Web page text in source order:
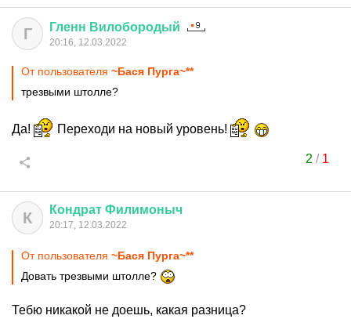
Г Гленн Вилобородый
20:16, 12.03.2022
От пользователя ~Бася Пурга~**
трезвыми штолле?
Да! Переходи на новый уровень!
2 / 1
К Кондрат Филимоныч
20:17, 12.03.2022
От пользователя ~Бася Пурга~**
Довать трезвыми штолле?
Тебю никакой не доешь, какая разница?